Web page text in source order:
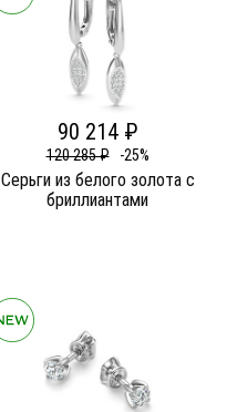
90 214 ₽
120 285 ₽ -25%
Серьги из белого золота c
бриллиантами